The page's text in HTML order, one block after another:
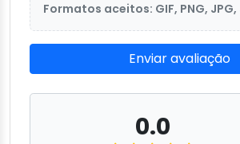
Formatos aceitos: GIF, PNG, JPG,
Enviar avaliação
0.0